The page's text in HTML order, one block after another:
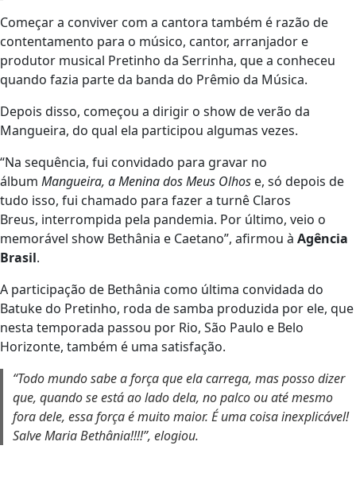
Começar a conviver com a cantora também é razão de
contentamento para o músico, cantor, arranjador e
produtor musical Pretinho da Serrinha, que a conheceu
quando fazia parte da banda do Prêmio da Música.
Depois disso, começou a dirigir o show de verão da
Mangueira, do qual ela participou algumas vezes.
“Na sequência, fui convidado para gravar no
álbum Mangueira, a Menina dos Meus Olhos e, só depois de
tudo isso, fui chamado para fazer a turnê Claros
Breus, interrompida pela pandemia. Por último, veio o
memorável show Bethânia e Caetano”, afirmou à Agência
Brasil.
A participação de Bethânia como última convidada do
Batuke do Pretinho, roda de samba produzida por ele, que
nesta temporada passou por Rio, São Paulo e Belo
Horizonte, também é uma satisfação.
“Todo mundo sabe a força que ela carrega, mas posso dizer
que, quando se está ao lado dela, no palco ou até mesmo
fora dele, essa força é muito maior. É uma coisa inexplicável!
Salve Maria Bethânia!!!!”, elogiou.